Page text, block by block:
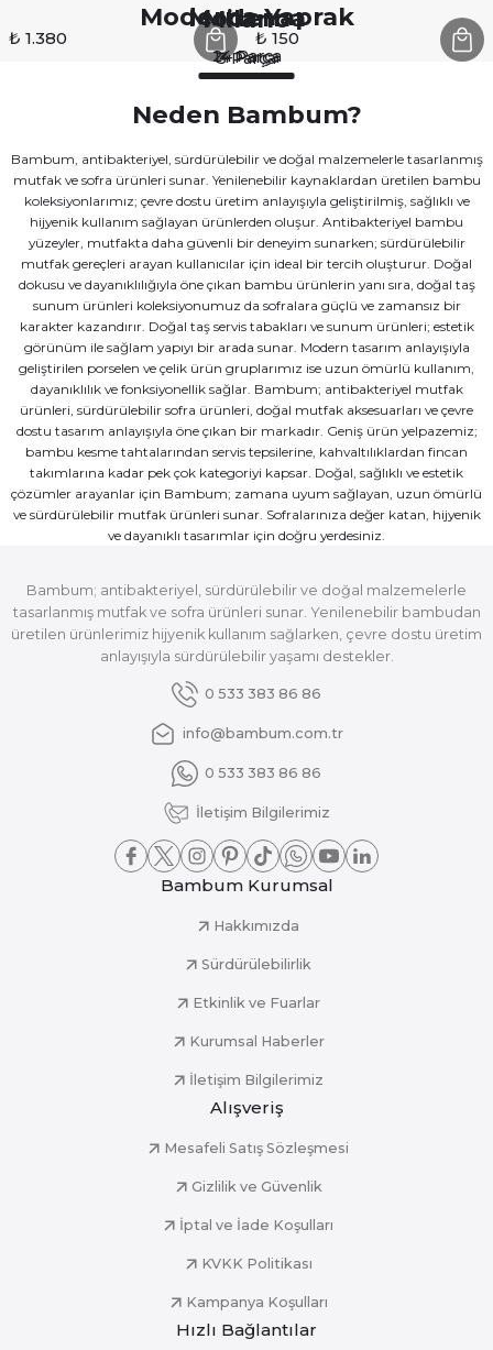
₺ 1.380 ₺ 150
Moderna Yaprak
24 Parça
Moderna
14 Parça
Milano
3 Parça
Neden Bambum?
Bambum, antibakteriyel, sürdürülebilir ve doğal malzemelerle tasarlanmış
mutfak ve sofra ürünleri sunar. Yenilenebilir kaynaklardan üretilen bambu
koleksiyonlarımız; çevre dostu üretim anlayışıyla geliştirilmiş, sağlıklı ve
hijyenik kullanım sağlayan ürünlerden oluşur. Antibakteriyel bambu
yüzeyler, mutfakta daha güvenli bir deneyim sunarken; sürdürülebilir
mutfak gereçleri arayan kullanıcılar için ideal bir tercih oluşturur. Doğal
dokusu ve dayanıklılığıyla öne çıkan bambu ürünlerin yanı sıra, doğal taş
sunum ürünleri koleksiyonumuz da sofralara güçlü ve zamansız bir
karakter kazandırır. Doğal taş servis tabakları ve sunum ürünleri; estetik
görünüm ile sağlam yapıyı bir arada sunar. Modern tasarım anlayışıyla
geliştirilen porselen ve çelik ürün gruplarımız ise uzun ömürlü kullanım,
dayanıklılık ve fonksiyonellik sağlar. Bambum; antibakteriyel mutfak
ürünleri, sürdürülebilir sofra ürünleri, doğal mutfak aksesuarları ve çevre
dostu tasarım anlayışıyla öne çıkan bir markadır. Geniş ürün yelpazemiz;
bambu kesme tahtalarından servis tepsilerine, kahvaltılıklardan fincan
takımlarına kadar pek çok kategoriyi kapsar. Doğal, sağlıklı ve estetik
çözümler arayanlar için Bambum; zamana uyum sağlayan, uzun ömürlü
ve sürdürülebilir mutfak ürünleri sunar. Sofralarınıza değer katan, hijyenik
ve dayanıklı tasarımlar için doğru yerdesiniz.
Bambum; antibakteriyel, sürdürülebilir ve doğal malzemelerle
tasarlanmış mutfak ve sofra ürünleri sunar. Yenilenebilir bambudan
üretilen ürünlerimiz hijyenik kullanım sağlarken, çevre dostu üretim
anlayışıyla sürdürülebilir yaşamı destekler.
0 533 383 86 86
info@bambum.com.tr
0 533 383 86 86
İletişim Bilgilerimiz
Bambum Kurumsal
Hakkımızda
Sürdürülebilirlik
Etkinlik ve Fuarlar
Kurumsal Haberler
İletişim Bilgilerimiz
Alışveriş
Mesafeli Satış Sözleşmesi
Gizlilik ve Güvenlik
İptal ve İade Koşulları
KVKK Politikası
Kampanya Koşulları
Hızlı Bağlantılar